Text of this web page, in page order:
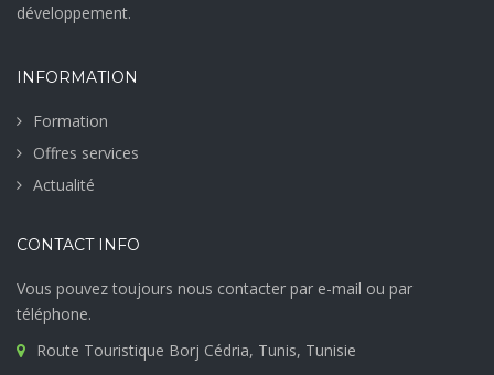
développement.
INFORMATION
Formation
Offres services
Actualité
CONTACT INFO
Vous pouvez toujours nous contacter par e-mail ou par
téléphone.
Route Touristique Borj Cédria, Tunis, Tunisie